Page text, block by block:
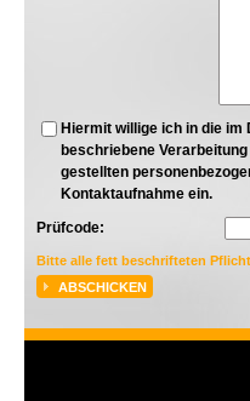
Hiermit willige ich in die im
beschriebene
gestellten
Kontaktaufnahme ein.
Prüfcode:
Bitte alle fett beschrifteten
ABSCHICKEN